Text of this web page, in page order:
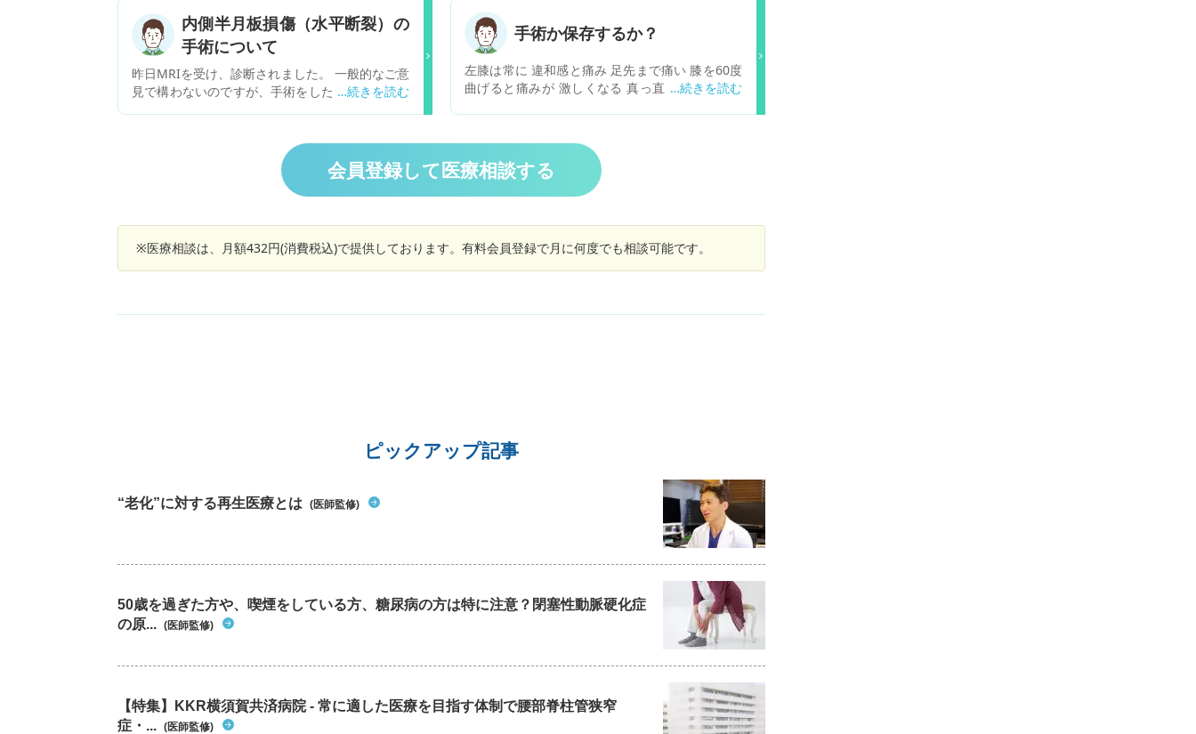
聞き取りにくく聞き返すことが増えてこまってい
ます。時々耳抜きができないような詰まった感じ
がすることも増えました… 加味帰脾湯という薬を
診してみるべきですか？ あと、耳の感じはとても
説明しにくいです。症状を伝えるのになにかアド
バイスあったらおしえてほしいです…
く、起床時から息が吸いづらいと思ったところ痛
みに気づいた状況です。昨日より少し痛みは良く
なっていると思うのでおそらく時間が経てば治る
かなと思っているのですが、念のため思い当たる
症状がないかお伺いしたい次第です。
内側半月板損傷（水平断裂）の
手術について
昨日MRIを受け、診断されました。 一般的なご意
見で構わないのですが、手術をした方が良いので
手術か保存するか？
左膝は常に 違和感と痛み 足先まで痛い 膝を60度
曲げると痛みが 激しくなる 真っ直ぐに伸ばして
どのくらいかかるようなのか？ わかる範囲で、教
えてください
会員登録して医療相談する
※医療相談は、月額432円(消費税込)で提供しております。有料会員登録で月に何度でも相談可能です。
ピックアップ記事
“老化”に対する再生医療とは (医師監修)
50歳を過ぎた方や、喫煙をしている方、糖尿病の方は特に注意？閉塞性動脈硬化症
の原... (医師監修)
【特集】KKR横須賀共済病院 - 常に適した医療を目指す体制で腰部脊柱管狭窄
症・... (医師監修)